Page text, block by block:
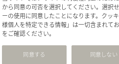
新規会員
から同意の可否を選択してください。選択
ーの使用に同意したことになります。クッ
様個人を特定できる情報」は一切含まれて
をご確認ください。
同意しない
同意する